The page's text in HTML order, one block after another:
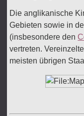
Die anglikanische
Gebieten sowie in
(insbesondere den
vertreten.
meisten übrigen